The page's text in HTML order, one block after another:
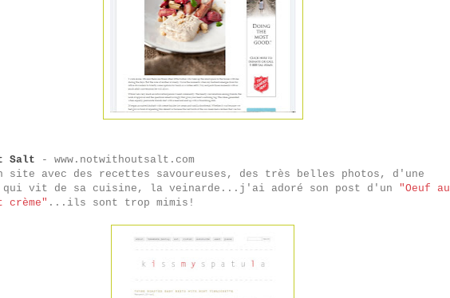
Salt - www.notwithoutsalt.com
site avec des recettes savoureuses, des très belles photos, d'une
qui vit de sa cuisine, la veinarde...j'ai adoré son post d'un "Oeuf au
crème" ...ils sont trop mimis!